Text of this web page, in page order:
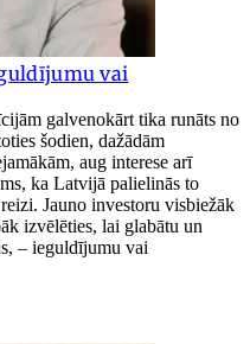
vai
galvenokārt tika runāts no
šodien, dažādām
aug interese arī
ka Latvijā palielinās to
Jauno investoru visbiežāk
izvēlēties, lai glabātu un
– ieguldījumu vai